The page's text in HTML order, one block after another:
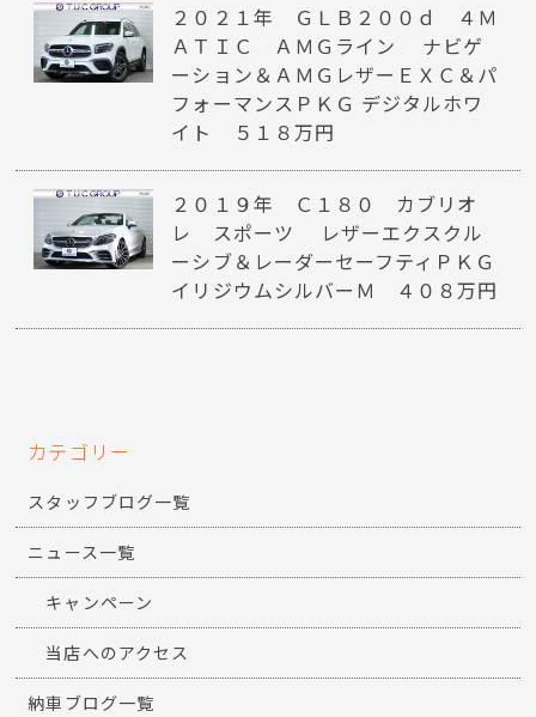
２０２１年 ＧＬＢ２００ｄ ４Ｍ
ＡＴＩＣ ＡＭＧライン ナビゲ
ーション＆ＡＭＧレザーＥＸＣ＆パ
フォーマンスＰＫＧ デジタルホワ
イト ５１８万円
２０１９年 Ｃ１８０ カブリオ
レ スポーツ レザーエクスクル
ーシブ＆レーダーセーフティＰＫＧ
イリジウムシルバーＭ ４０８万円
カテゴリー
スタッフブログ一覧
ニュース一覧
キャンペーン
当店へのアクセス
納車ブログ一覧